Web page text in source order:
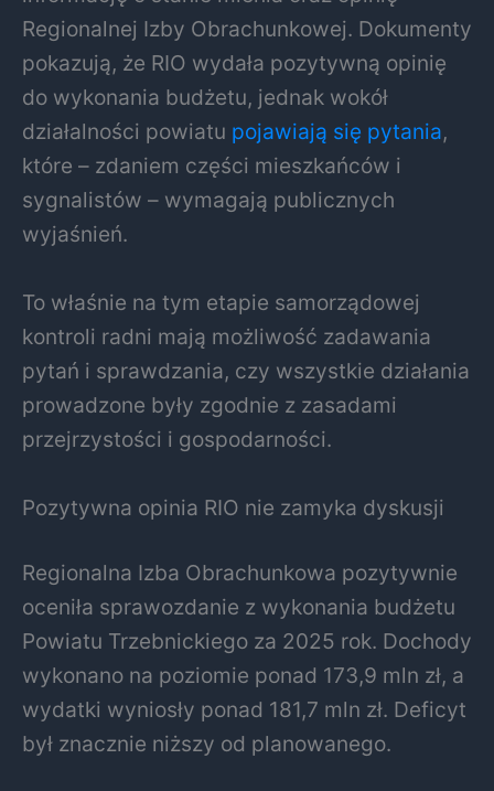
Regionalnej Izby Obrachunkowej. Dokumenty
pokazują, że RIO wydała pozytywną opinię
do wykonania budżetu, jednak wokół
działalności powiatu pojawiają się pytania,
które – zdaniem części mieszkańców i
sygnalistów – wymagają publicznych
wyjaśnień.
To właśnie na tym etapie samorządowej
kontroli radni mają możliwość zadawania
pytań i sprawdzania, czy wszystkie działania
prowadzone były zgodnie z zasadami
przejrzystości i gospodarności.
Pozytywna opinia RIO nie zamyka dyskusji
Regionalna Izba Obrachunkowa pozytywnie
oceniła sprawozdanie z wykonania budżetu
Powiatu Trzebnickiego za 2025 rok. Dochody
wykonano na poziomie ponad 173,9 mln zł, a
wydatki wyniosły ponad 181,7 mln zł. Deficyt
był znacznie niższy od planowanego.